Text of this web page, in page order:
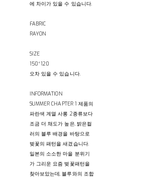
에 차이가 있을 수 있습니다.
FABRIC
RAYON
SIZE
150*120
오차 있을 수 있습니다.
INFORMATION
SUMMER CHAPTER 1 제품의
파란색 계열 사롱 2종류보다
조금 더 채도가 높은, 밝은컬
러의 블루 배경을 바탕으로
벚꽃의 패턴을 새겼습니다.
일본의 소소한 마을 분위기
가 그리운 요즘 벚꽃패턴을
찾아보았는데, 블루와의 조합